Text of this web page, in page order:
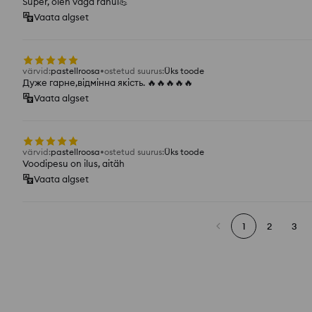
Vaata algset
värvid:pastellroosa ostetud suurus:Üks toode
Дуже гарне,відмінна якість. 🔥🔥🔥🔥🔥
Vaata algset
värvid:pastellroosa ostetud suurus:Üks toode
Voodipesu on ilus, aitäh
Vaata algset
1 2 3